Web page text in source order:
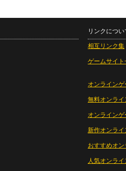
リンクについ
相互リンク集
ゲームサイト
オンラインゲ
無料オンライ
オンライン
新作オンライ
おすすめオ
人気オンラ